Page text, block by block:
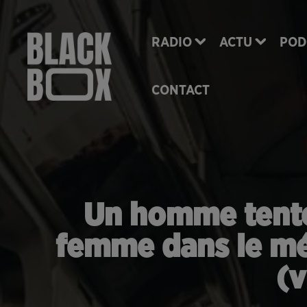
RADIO ACTU
CONTACT
Un homme
femme dans le